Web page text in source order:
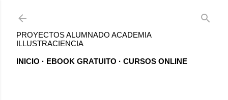
PROYECTOS ALUMNADO ACADEMIA
ILLUSTRACIENCIA
INICIO EBOOK GRATUITO CURSOS ONLINE